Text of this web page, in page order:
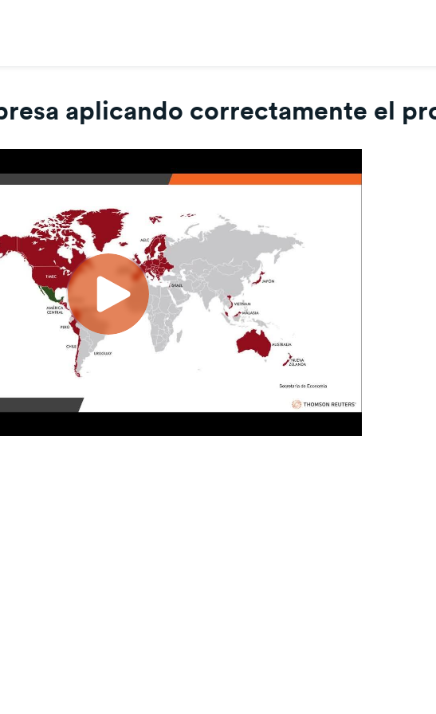
aplicando correctamente el